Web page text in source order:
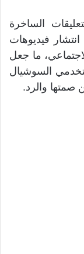
الساخرة
فيديوهات
ما جعل
السوشيال
صمتها والرد.